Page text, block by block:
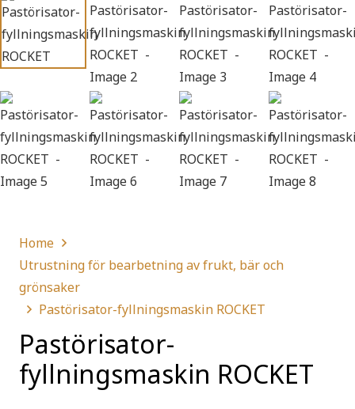
Home
Utrustning för bearbetning av frukt, bär och
grönsaker
Pastörisator-fyllningsmaskin ROCKET
Pastörisator-
fyllningsmaskin ROCKET